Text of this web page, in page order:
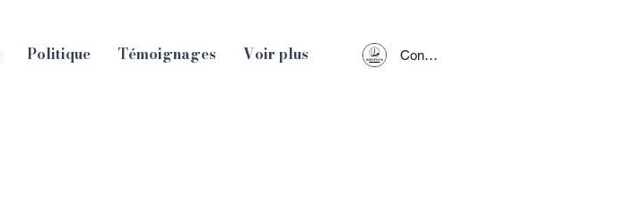
Politique Témoignages Voir plus Connexion